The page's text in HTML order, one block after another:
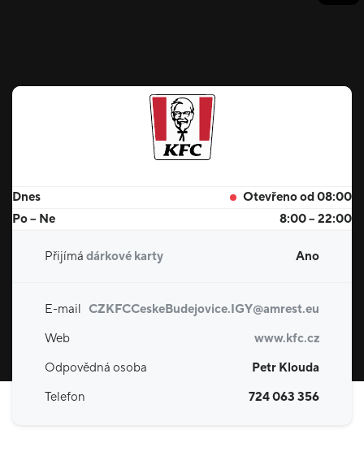
Dnes
Otevřeno od 08:00
Po – Ne
8:00 – 22:00
Přijímá dárkové karty Ano
E-mail CZKFCCeskeBudejovice.IGY@amrest.eu
Web
www.kfc.cz
Odpovědná osoba
Petr Klouda
Telefon
724 063 356